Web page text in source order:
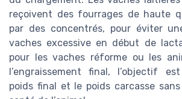
reçoivent des fourrages de haute
par des concentrés, pour éviter
vaches excessive en début de
pour les vaches réforme ou les
l’engraissement final, l’objectif
poids final et le poids carcasse